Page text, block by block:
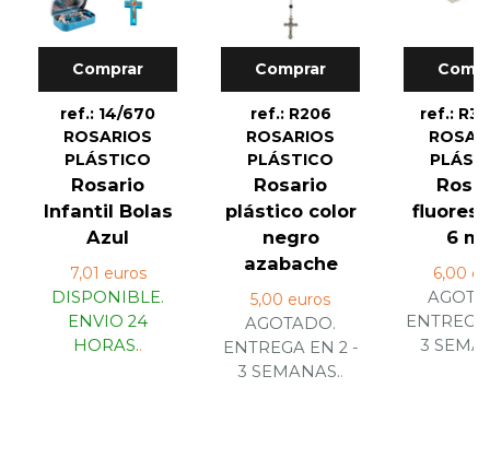
Comprar
ref.: 14/670
ROSARIOS
PLÁSTICO
Rosario
Infantil Bolas
Azul
7,01 euros
DISPONIBLE.
ENVIO 24
HORAS..
Comprar
ref.: R206
ROSARIOS
PLÁSTICO
Rosario
plástico color
negro
azabache
5,00 euros
AGOTADO.
ENTREGA EN 2 -
3 SEMANAS..
ref.:
6
6,00
3